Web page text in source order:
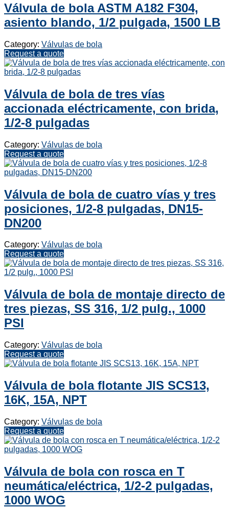
Válvula de bola ASTM A182 F304,
asiento blando, 1/2 pulgada, 1500 LB
Category: Válvulas de bola
Request a quote
Válvula de bola de tres vías
accionada eléctricamente, con brida,
1/2-8 pulgadas
Category: Válvulas de bola
Request a quote
Válvula de bola de cuatro vías y tres
posiciones, 1/2-8 pulgadas, DN15-
DN200
Category: Válvulas de bola
Request a quote
Válvula de bola de montaje directo de
tres piezas, SS 316, 1/2 pulg., 1000
PSI
Category: Válvulas de bola
Request a quote
Válvula de bola flotante JIS SCS13,
16K, 15A, NPT
Category: Válvulas de bola
Request a quote
Válvula de bola con rosca en T
neumática/eléctrica, 1/2-2 pulgadas,
1000 WOG